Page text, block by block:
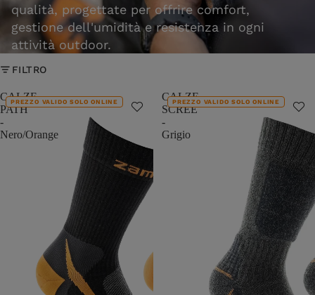
qualità, progettate per offrire comfort,
gestione dell'umidità e resistenza in ogni
attività outdoor.
FILTRO
CALZE
PATH
-
Nero/Orange
PREZZO VALIDO SOLO ONLINE
CALZE
SCREE
-
Grigio
PREZZO VALIDO SOLO ONLINE